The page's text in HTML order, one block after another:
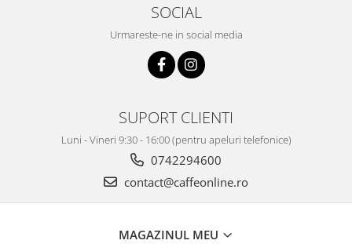
SOCIAL
Urmareste-ne in social media
SUPORT CLIENTI
Luni - Vineri 9:30 - 16:00 (pentru apeluri telefonice)
0742294600
contact@caffeonline.ro
MAGAZINUL MEU